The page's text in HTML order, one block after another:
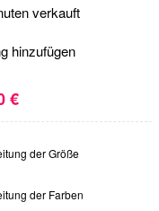
verkauft
hinzufügen
€
der Größe
der Farben